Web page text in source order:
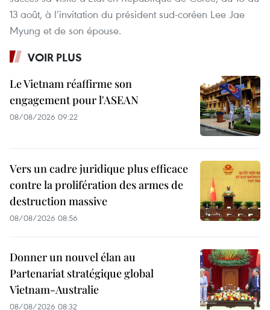
13 août, à l’invitation du président sud-coréen Lee Jae
Myung et de son épouse.
VOIR PLUS
Le Vietnam réaffirme son
engagement pour l'ASEAN
08/08/2026 09:22
Vers un cadre juridique plus efficace
contre la prolifération des armes de
destruction massive
08/08/2026 08:56
Donner un nouvel élan au
Partenariat stratégique global
Vietnam-Australie
08/08/2026 08:32